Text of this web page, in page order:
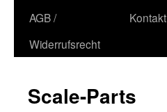
AGB /
Widerrufsrecht
Kontakt
Scale-Parts